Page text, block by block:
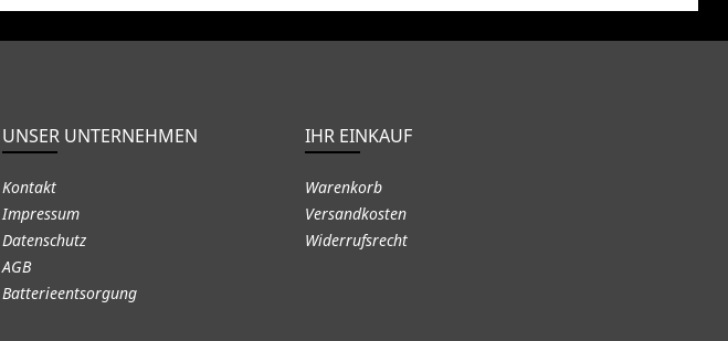
UNSER UNTERNEHMEN
Kontakt
Impressum
Datenschutz
AGB
Batterieentsorgung
IHR EINKAUF
Warenkorb
Versandkosten
Widerrufsrecht